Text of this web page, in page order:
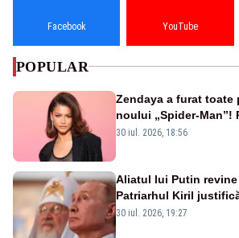
Facebook YouTube
POPULAR
Zendaya a furat toate
noului „Spider-Man”!
pânza de păianjen a
30 iul. 2026, 18:56
Aliatul lui Putin
Patriarhul Kiril
nouă carte
30 iul. 2026, 19:27